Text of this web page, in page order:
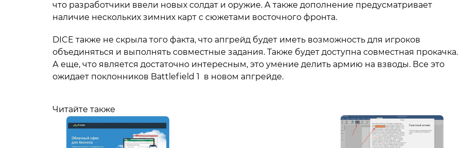
что разработчики ввели новых солдат и оружие. А также дополнение предусматривает
наличие нескольких зимних карт с сюжетами восточного фронта.
DICE также не скрыла того факта, что апгрейд будет иметь возможность для игроков
объединяться и выполнять совместные задания. Также будет доступна совместная прокачка.
А еще, что является достаточно интересным, это умение делить армию на взводы. Все это
ожидает поклонников Battlefield 1 в новом апгрейде.
Читайте также